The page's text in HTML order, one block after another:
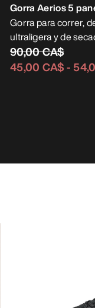
Gorra Aerios 5
Gorra para correr,
ultraligera y de
90,00 CA$
45,00 CA$-